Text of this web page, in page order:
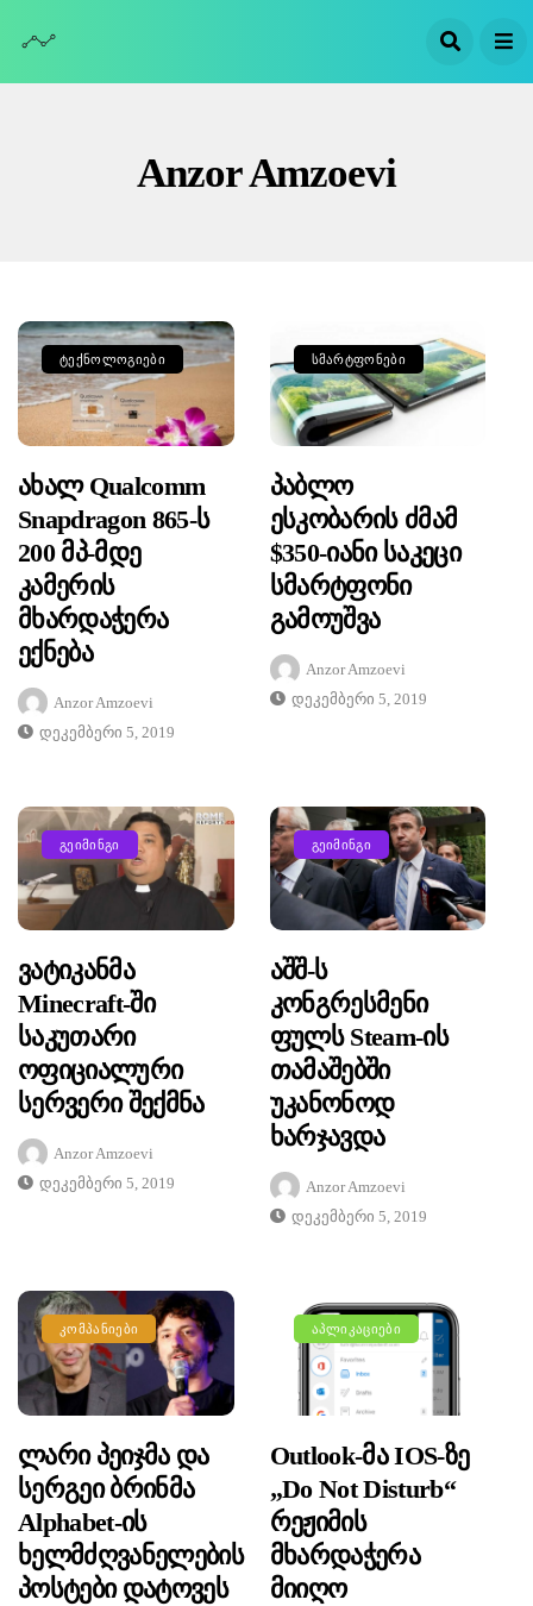
Anzor Amzoevi
ᲢᲔᲥᲜᲝᲚᲝᲒᲘᲔᲑᲘ
Ახალ Qualcomm
Snapdragon 865-Ს
200 Მპ-Მდე
Კამერის
Მხარდაჭერა
Ექნება
Anzor Amzoevi
Დეკემბერი 5, 2019
ᲡᲛᲐᲠᲢᲤᲝᲜᲔᲑᲘ
Პაბლო
Ესკობარის Ძმამ
$350-Იანი Საკეცი
Სმარტფონი
Გამოუშვა
Anzor Amzoevi
Დეკემბერი 5, 2019
ᲒᲔᲘᲛᲘᲜᲒᲘ
Ვატიკანმა
Minecraft-Ში
Საკუთარი
Ოფიციალური
Სერვერი Შექმნა
Anzor Amzoevi
Დეკემბერი 5, 2019
ᲒᲔᲘᲛᲘᲜᲒᲘ
Აშშ-Ს
Კონგრესმენი
Ფულს Steam-Ის
Თამაშებში
Უკანონოდ
Ხარჯავდა
Anzor Amzoevi
Დეკემბერი 5, 2019
ᲙᲝᲛᲞᲐᲜᲘᲔᲑᲘ
Ლარი Პეიჯმა Და
Სერგეი Ბრინმა
Alphabet-Ის
Ხელმძღვანელების
Პოსტები Დატოვეს
ᲐᲞᲚᲘᲙᲐᲪᲘᲔᲑᲘ
Outlook-Მა IOS-Ზე
„Do Not Disturb“
Რეჟიმის
Მხარდაჭერა
Მიიღო